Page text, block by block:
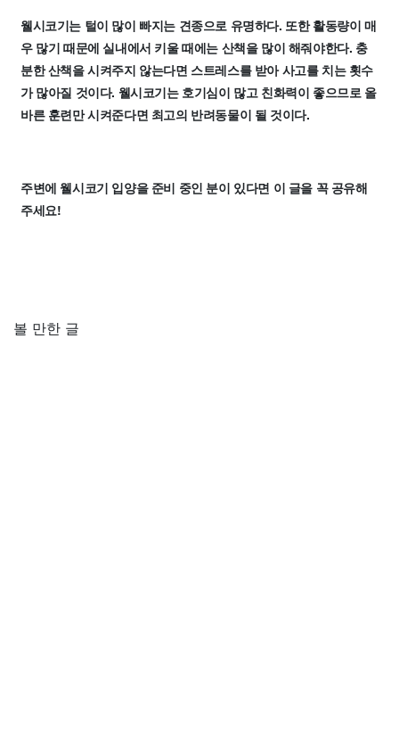
웰시코기는 털이 많이 빠지는 견종으로 유명하다. 또한 활동량이 매
우 많기 때문에 실내에서 키울 때에는 산책을 많이 해줘야한다. 충
분한 산책을 시켜주지 않는다면 스트레스를 받아 사고를 치는 횟수
가 많아질 것이다. 웰시코기는 호기심이 많고 친화력이 좋으므로 올
바른 훈련만 시켜준다면 최고의 반려동물이 될 것이다.
주변에 웰시코기 입양을 준비 중인 분이 있다면 이 글을 꼭 공유해
주세요!
볼 만한 글